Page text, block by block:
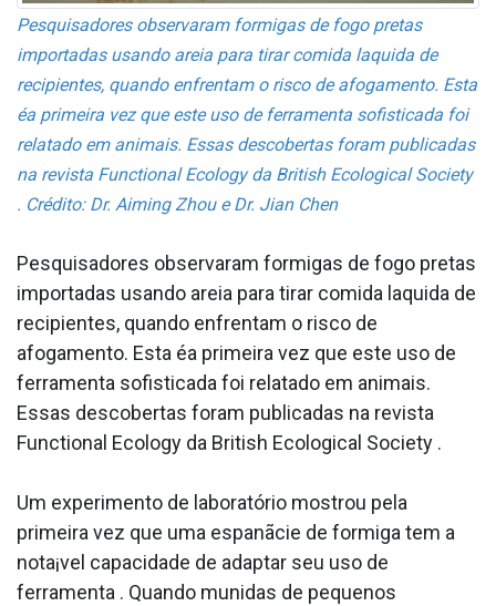
Pesquisadores observaram formigas de fogo pretas
importadas usando areia para tirar comida la­quida de
recipientes, quando enfrentam o risco de afogamento. Esta
éa primeira vez que este uso de ferramenta sofisticada foi
relatado em animais. Essas descobertas foram publicadas
na revista Functional Ecology da British Ecological Society
. Crédito: Dr. Aiming Zhou e Dr. Jian Chen
Pesquisadores observaram formigas de fogo pretas
importadas usando areia para tirar comida la­quida de
recipientes, quando enfrentam o risco de
afogamento. Esta éa primeira vez que este uso de
ferramenta sofisticada foi relatado em animais.
Essas descobertas foram publicadas na revista
Functional Ecology da British Ecological Society .
Um experimento de laboratório mostrou pela
primeira vez que uma espanãcie de formiga tem a
nota¡vel capacidade de adaptar seu uso de
ferramenta . Quando munidas de pequenos